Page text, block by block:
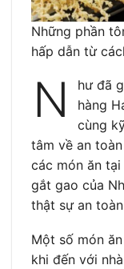
Những phần
hấp dẫn từ
N
hư đã
hàng
cùng
tâm về an
các món ăn
gắt gao của
thật sự an
Một số món
khi đến với